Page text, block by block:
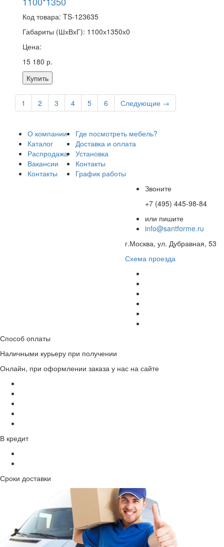
Код товара: TS-123635
Габариты (ШхВхГ): 1100х1350х0
Цена:
15 180 р.
Купить
1 2 3 4 5 6 Следующие →
О компании
Каталог
Распродажа
Вакансии
Контакты
Где посмотреть мебель?
Доставка и оплата
Установка
Контакты
График работы
Звоните
+7 (495) 445-98-84
или пишите
info@santforme.ru
г.Москва, ул. Дубравная, 53
Схема проезда
Способ оплаты
Наличными курьеру при получении
Онлайн, при оформлении заказа у нас на сайте
В кредит
Сроки доставки